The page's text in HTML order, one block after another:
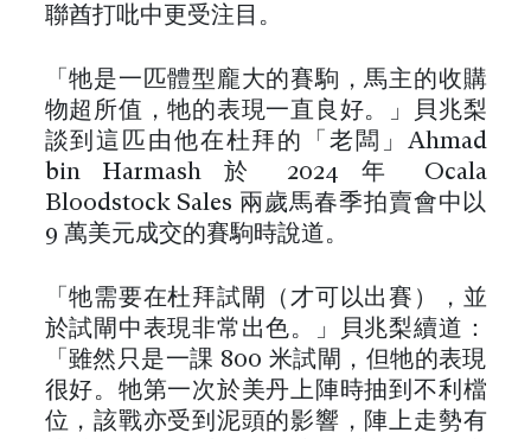
聯酋打吡中更受注目。
「牠是一匹體型龐大的賽駒，馬主的收購
物超所值，牠的表現一直良好。」貝兆梨
談到這匹由他在杜拜的「老闆」Ahmad
bin Harmash 於 2024 年 Ocala
Bloodstock Sales 兩歲馬春季拍賣會中以
9 萬美元成交的賽駒時說道。
「牠需要在杜拜試閘（才可以出賽），並
於試閘中表現非常出色。」貝兆梨續道：
「雖然只是一課 800 米試閘，但牠的表現
很好。牠第一次於美丹上陣時抽到不利檔
位，該戰亦受到泥頭的影響，陣上走勢有